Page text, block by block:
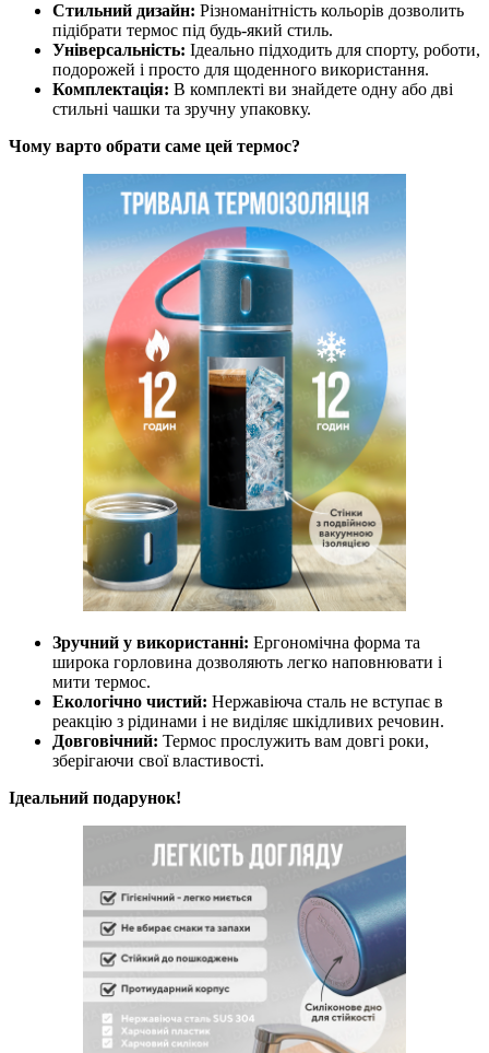
Стильний дизайн: Різноманітність кольорів дозволить
підібрати термос під будь-який стиль.
Універсальність: Ідеально підходить для спорту, роботи,
подорожей і просто для щоденного використання.
Комплектація: В комплекті ви знайдете одну або дві
стильні чашки та зручну упаковку.
Чому варто обрати саме цей термос?
Зручний у використанні: Ергономічна форма та
широка горловина дозволяють легко наповнювати і
мити термос.
Екологічно чистий: Нержавіюча сталь не вступає в
реакцію з рідинами і не виділяє шкідливих речовин.
Довговічний: Термос прослужить вам довгі роки,
зберігаючи свої властивості.
Ідеальний подарунок!